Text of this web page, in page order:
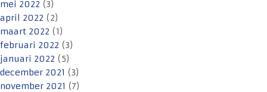
mei 2022 (3)
april 2022 (2)
maart 2022 (1)
februari 2022 (3)
januari 2022 (5)
december 2021 (3)
november 2021 (7)